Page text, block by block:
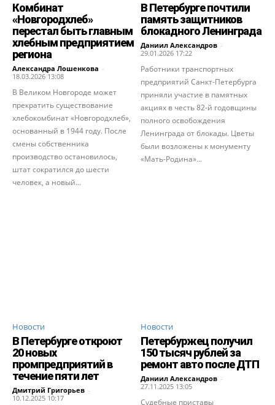
Комбинат
«Новгородхлеб»
перестал быть главным
хлебным предприятием
региона
Александра Лошенкова -
18.03.2026 13:08
В Великом Новгороде может
прекратить существование
хлебокомбинат «Новгородхлеб»,
основанный в 1944 году. После
смены собственника
производство остановилось,
штат сократился до шести
человек, а новый...
В Петербурге почтили
память защитников
блокадного Ленинграда
Даниил Александров -
29.01.2026 17:22
Работники транспортных
предприятий Санкт-Петербурга
приняли участие в памятных
акциях в честь 82-й годовщины
полного освобождения
Ленинграда от блокады. Цветы
были возложены к монументу
«Мать-Родина»...
Новости
В Петербурге откроют
20 новых
промпредприятий в
течение пяти лет
Дмитрий Григорьев -
10.12.2025 10:17
Новости
Петербуржец получил
150 тысяч рублей за
ремонт авто после ДТП
Даниил Александров -
27.11.2025 13:05
Судебные приставы